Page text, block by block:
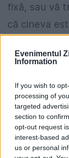
Evenimentul
Information
If you wish to
processing of
targeted
section to
opt-out request
interest-based
us or personal
fixă, sau vă
că cineva
ciudată de
Ei bine, prin
Joseph
Durham,
obţinut o
umană de